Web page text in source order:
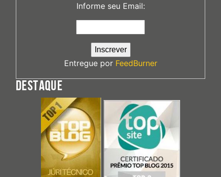
Informe seu Email:
Entregue por FeedBurner
DESTAQUE